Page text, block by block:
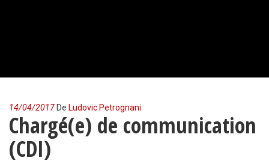
14/04/2017 De Ludovic Petrognani
Chargé(e) de communication
(CDI)